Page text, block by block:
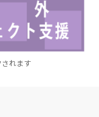
れます